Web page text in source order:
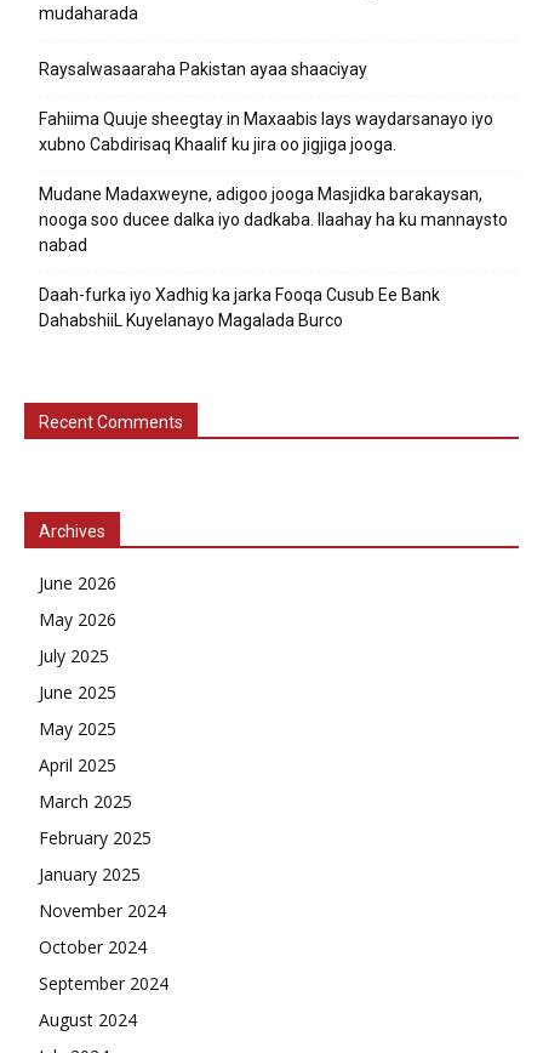
mudaharada
Raysalwasaaraha Pakistan ayaa shaaciyay
Fahiima Quuje sheegtay in Maxaabis lays waydarsanayo iyo
xubno Cabdirisaq Khaalif ku jira oo jigjiga jooga.
Mudane Madaxweyne, adigoo jooga Masjidka barakaysan,
nooga soo ducee dalka iyo dadkaba. Ilaahay ha ku mannaysto
nabad
Daah-furka iyo Xadhig ka jarka Fooqa Cusub Ee Bank
DahabshiiL Kuyelanayo Magalada Burco
Recent Comments
Archives
June 2026
May 2026
July 2025
June 2025
May 2025
April 2025
March 2025
February 2025
January 2025
November 2024
October 2024
September 2024
August 2024